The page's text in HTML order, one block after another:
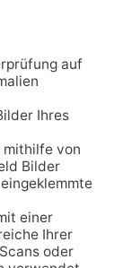
auf
Ihres
mithilfe von
Bilder
einer
Ihrer
oder